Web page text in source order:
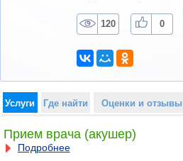
120 0
Услуги Где найти Оценки и отзывы
Прием врача (акушер)
Подробнее